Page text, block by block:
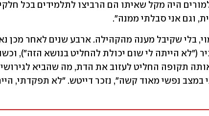
וגם אני סבלתי ממנה".